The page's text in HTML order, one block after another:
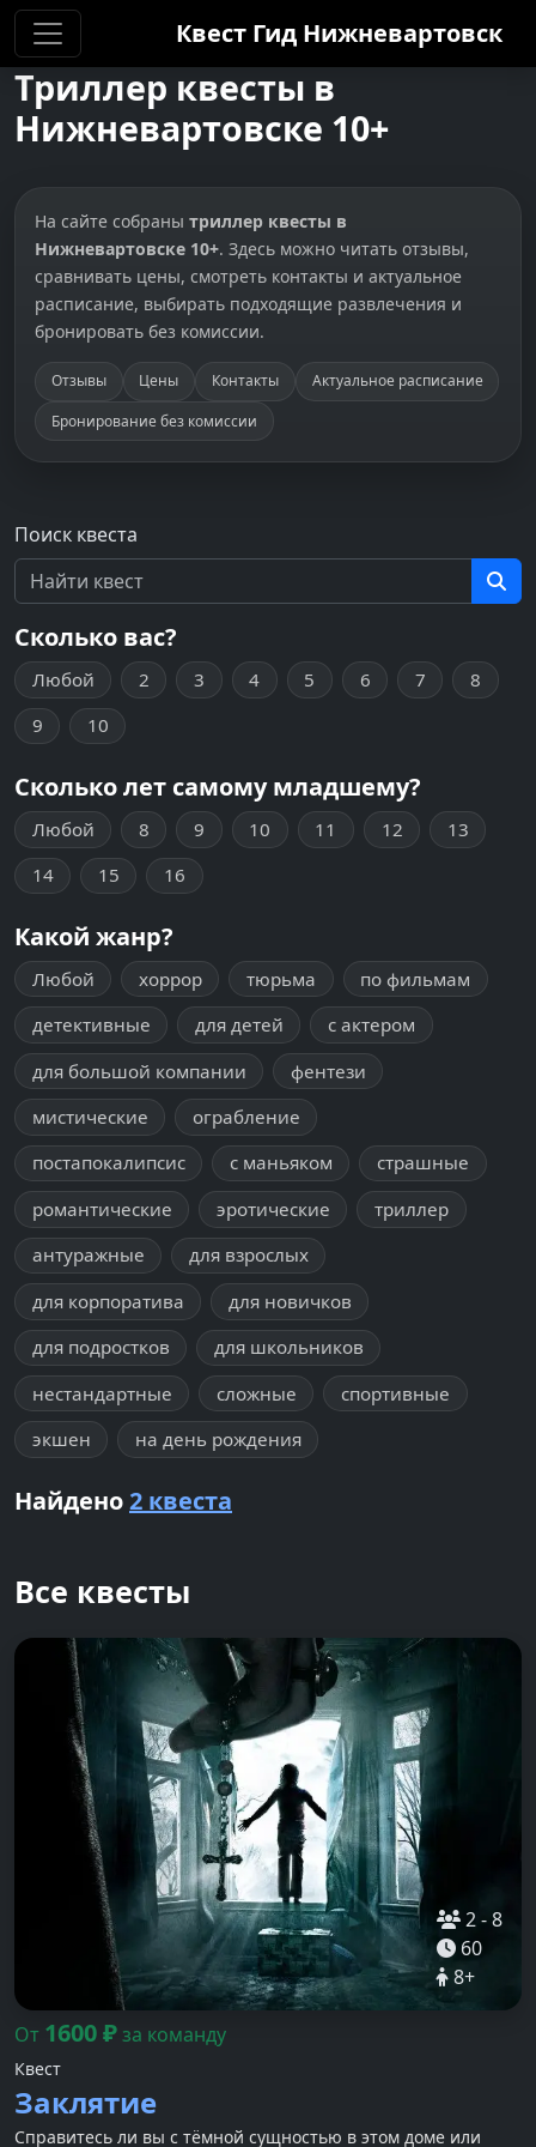
Квест Гид Нижневартовск
Триллер квесты в
Нижневартовске 10+
На сайте собраны триллер квесты в
Нижневартовске 10+. Здесь можно читать отзывы,
сравнивать цены, смотреть контакты и актуальное
расписание, выбирать подходящие развлечения и
бронировать без комиссии.
Отзывы Цены Контакты
Актуальное расписание
Бронирование без комиссии
Поиск квеста
Сколько вас?
Любой 2 3 4 5 6 7
8
9
10
Сколько лет самому младшему?
Любой 8 9 10 11 12
13
14
15 16
Какой жанр?
Любой хоррор тюрьма
по фильмам
детективные
для детей
с актером
для большой компании
фентези
мистические
ограбление
постапокалипсис
с маньяком
страшные
романтические
эротические
триллер
антуражные
для взрослых
для корпоратива
для новичков
для подростков
для школьников
нестандартные
сложные
спортивные
экшен
на день рождения
Найдено2 квеста
Все квесты
2-8
60
8+
От 1600₽за команду
Квест
Заклятие
Справитесь ли вы с тёмной сущностью в этом доме или